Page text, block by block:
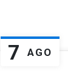
7 AGO